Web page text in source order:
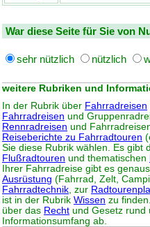
War diese Seite für Sie von
sehr nützlich nützlich
weitere Rubriken und
In der Rubrik über Fahrradreisen
Fahrradreisen und
Rennradreisen und
Reiseberichte zu Fahrradtouren
Sie diese Rubrik wählen. Es gibt
Flußradtouren und thematischen
Ihrer Fahrradreise gibt es
Ausrüstung (Fahrrad, Zelt,
Fahrradtechnik , zur
ist in der Rubrik Wissen zu
über das Recht und Gesetz rund
Informationsumfang ab.